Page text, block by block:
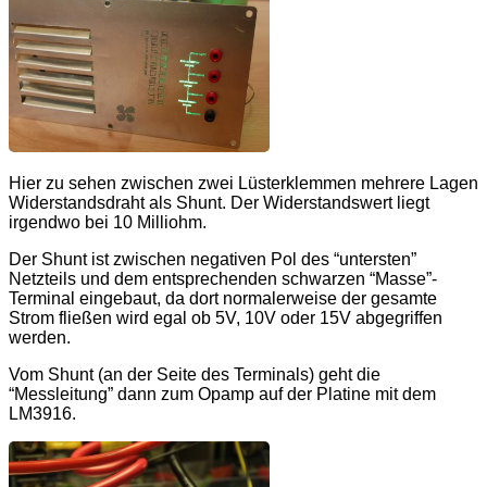
Hier zu sehen zwischen zwei Lüsterklemmen mehrere Lagen
Widerstandsdraht als Shunt. Der Widerstandswert liegt
irgendwo bei 10 Milliohm.
Der Shunt ist zwischen negativen Pol des “untersten”
Netzteils und dem entsprechenden schwarzen “Masse”-
Terminal eingebaut, da dort normalerweise der gesamte
Strom fließen wird egal ob 5V, 10V oder 15V abgegriffen
werden.
Vom Shunt (an der Seite des Terminals) geht die
“Messleitung” dann zum Opamp auf der Platine mit dem
LM3916.